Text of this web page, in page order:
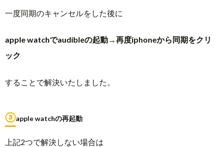
一度同期のキャンセルをした後に
apple watchでaudibleの起動→再度iphoneから同期をクリ
ック
することで解決いたしました。
③apple watchの再起動
上記2つで解決しない場合は